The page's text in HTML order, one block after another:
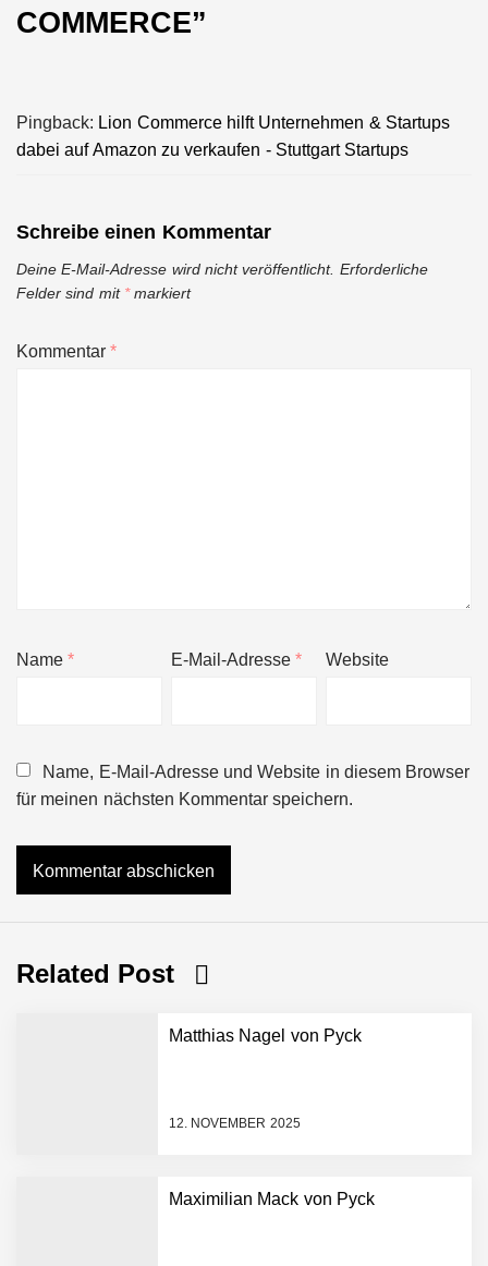
COMMERCE”
Pingback: Lion Commerce hilft Unternehmen & Startups
dabei auf Amazon zu verkaufen - Stuttgart Startups
Schreibe einen Kommentar
Deine E-Mail-Adresse wird nicht veröffentlicht. Erforderliche
Felder sind mit *markiert
Kommentar*
Name* E-Mail-Adresse* Website
Name, E-Mail-Adresse und Website in diesem Browser
für meinen nächsten Kommentar speichern.
Related Post
Matthias Nagel von Pyck
12. NOVEMBER 2025
Maximilian Mack von Pyck